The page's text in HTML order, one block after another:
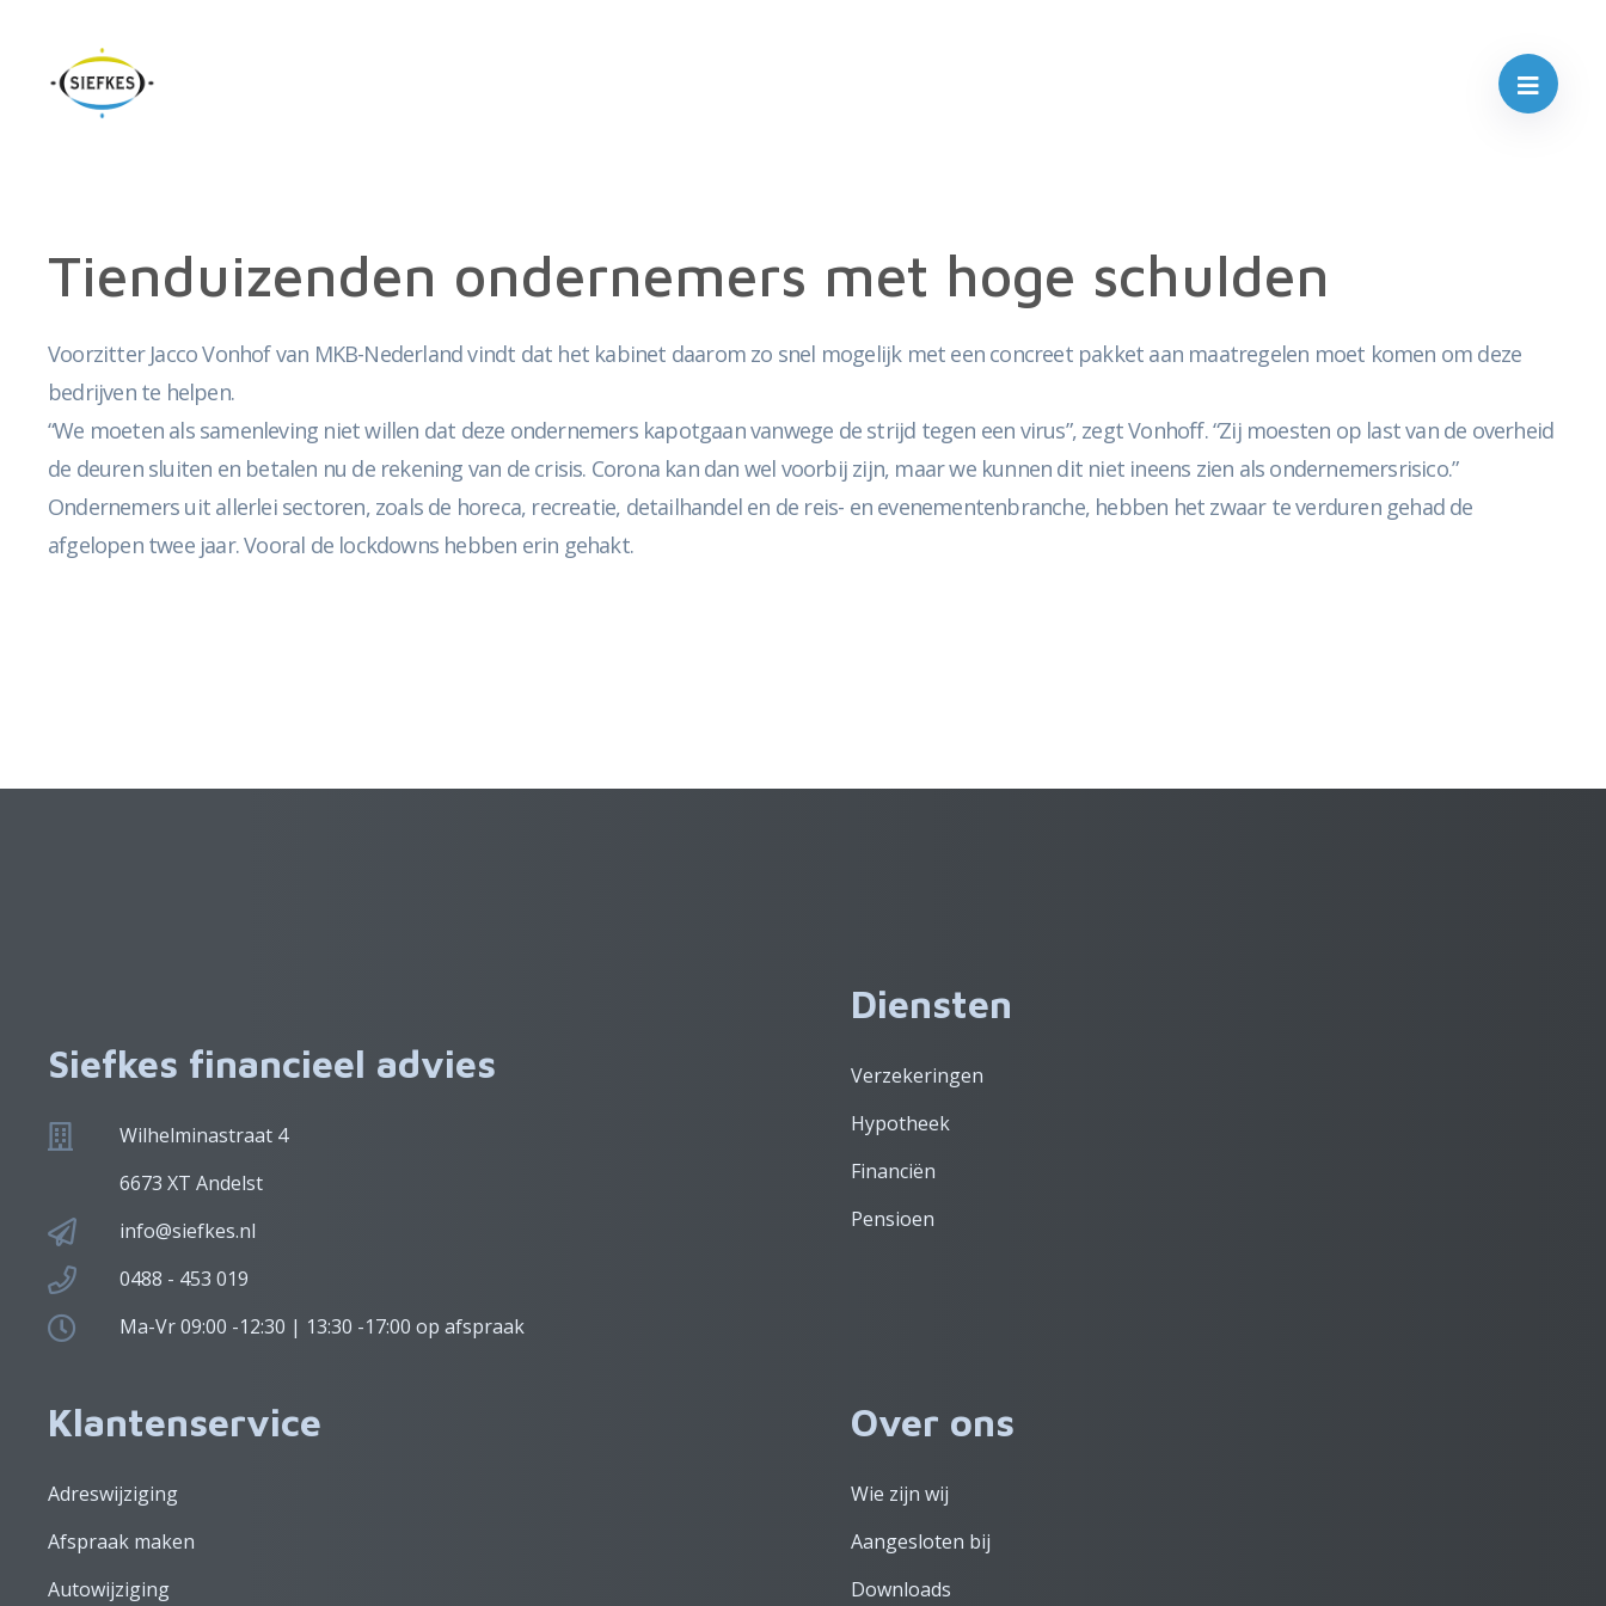
Tienduizenden ondernemers met hoge schulden
Voorzitter Jacco Vonhof van MKB-Nederland vindt dat het kabinet daarom zo snel mogelijk met een concreet pakket aan maatregelen moet komen om deze
bedrijven te helpen.
“We moeten als samenleving niet willen dat deze ondernemers kapotgaan vanwege de strijd tegen een virus”, zegt Vonhoff. “Zij moesten op last van de overheid
de deuren sluiten en betalen nu de rekening van de crisis. Corona kan dan wel voorbij zijn, maar we kunnen dit niet ineens zien als ondernemersrisico.”
Ondernemers uit allerlei sectoren, zoals de horeca, recreatie, detailhandel en de reis- en evenementenbranche, hebben het zwaar te verduren gehad de
afgelopen twee jaar. Vooral de lockdowns hebben erin gehakt.
Siefkes financieel advies
Wilhelminastraat 4
6673 XT Andelst
info@siefkes.nl
0488 - 453 019
Ma-Vr 09:00 -12:30 | 13:30 -17:00 op afspraak
Diensten
Verzekeringen
Hypotheek
Financiën
Pensioen
Klantenservice
Adreswijziging
Afspraak maken
Autowijziging
Over ons
Wie zijn wij
Aangesloten bij
Downloads